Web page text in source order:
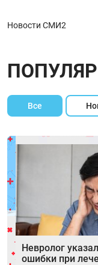
Новости СМИ2
Все
Невролог
ошибки при